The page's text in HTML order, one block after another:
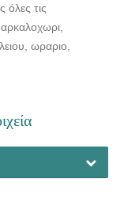
τις
ωραριο,